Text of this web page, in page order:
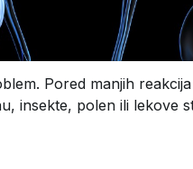
Pored manjih
insekte, polen ili lekove